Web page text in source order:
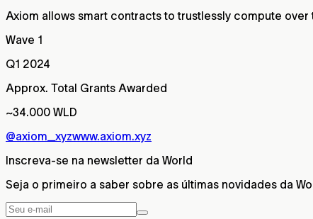
Axiom allows smart contracts to trustlessly compute
Wave 1
Q1 2024
Approx. Total Grants Awarded
~34.000 WLD
@axiom_xyzwww.axiom.xyz
Inscreva-se na newsletter da World
Seja o primeiro a saber sobre as últimas novidades da